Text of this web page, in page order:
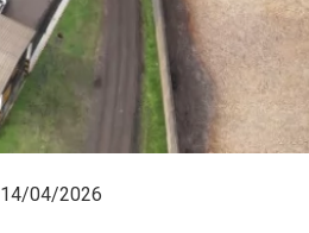
14/04/2026